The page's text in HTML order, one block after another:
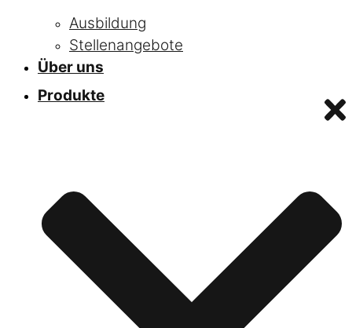
Ausbildung
Stellenangebote
Über uns
Produkte